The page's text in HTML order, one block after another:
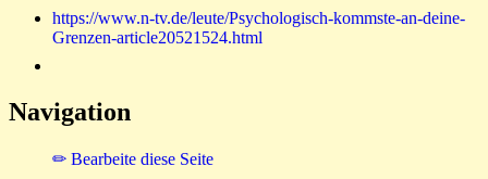
https://www.n-tv.de/leute/Psychologisch-kommste-an-deine-
Grenzen-article20521524.html
Navigation
✏ Bearbeite diese Seite